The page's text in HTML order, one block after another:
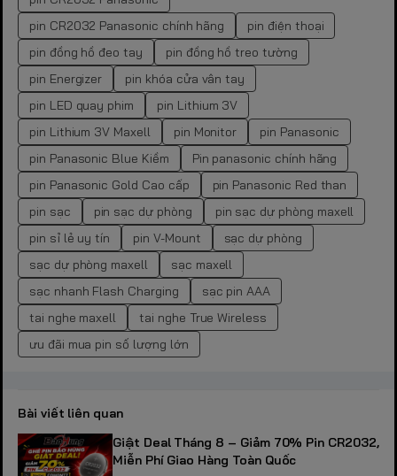
pin CR2032 Panasonic chính hãng
pin điện thoại
pin đồng hồ đeo tay
pin đồng hồ treo tường
pin Energizer
pin khóa cửa vân tay
pin LED quay phim
pin Lithium 3V
pin Lithium 3V Maxell
pin Monitor
pin Panasonic
pin Panasonic Blue Kiềm
Pin panasonic chính hãng
pin Panasonic Gold Cao cấp
pin Panasonic Red than
pin sạc
pin sạc dự phòng
pin sạc dự phòng maxell
pin sỉ lẻ uy tín
pin V-Mount
sạc dự phòng
sạc dự phòng maxell
sạc maxell
sạc nhanh Flash Charging
sạc pin AAA
tai nghe maxell
tai nghe True Wireless
ưu đãi mua pin số lượng lớn
Bài viết liên quan
Giật Deal Tháng 8 – Giảm 70% Pin CR2032,
Miễn Phí Giao Hàng Toàn Quốc